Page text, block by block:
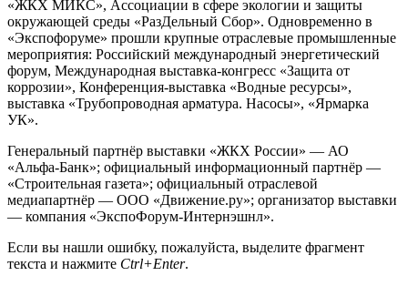
«ЖКХ МИКС», Ассоциации в сфере экологии и защиты
окружающей среды «РазДельный Сбор». Одновременно в
«Экспофоруме» прошли крупные отраслевые промышленные
мероприятия: Российский международный энергетический
форум, Международная выставка-конгресс «Защита от
коррозии», Конференция-выставка «Водные ресурсы»,
выставка «Трубопроводная арматура. Насосы», «Ярмарка
УК».
Генеральный партнёр выставки «ЖКХ России» — АО
«Альфа-Банк»; официальный информационный партнёр —
«Строительная газета»; официальный отраслевой
медиапартнёр — ООО «Движение.ру»; организатор выставки
— компания «ЭкспоФорум-Интернэшнл».
Если вы нашли ошибку, пожалуйста, выделите фрагмент
текста и нажмите Ctrl+Enter.